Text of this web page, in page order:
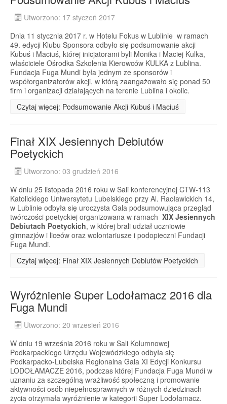
Utworzono: 17 styczeń 2017
Dnia 11 stycznia 2017 r. w Hotelu Fokus w Lublinie w ramach
49. edycji Klubu Sponsora odbyło się podsumowanie akcji
Kubuś i Maciuś, której inicjatorami byli Monika i Maciej Kulka,
właściciele Ośrodka Szkolenia Kierowców KULKA z Lublina.
Fundacja Fuga Mundi była jednym ze sponsorów i
współorganizatorów akcji, w którą zaangażowało się ponad 50
firm i organizacji działających na terenie Lublina i okolic.
Czytaj więcej: Podsumowanie Akcji Kubuś i Maciuś
Finał XIX Jesiennych Debiutów
Poetyckich
Utworzono: 03 grudzień 2016
W dniu 25 listopada 2016 roku w Sali konferencyjnej CTW-113
Katolickiego Uniwersytetu Lubelskiego przy Al. Racławickich 14,
w Lublinie odbyła się uroczysta Gala podsumowująca przegląd
twórczości poetyckiej organizowana w ramach XIX Jesiennych
Debiutach Poetyckich, w której brali udział uczniowie
gimnazjów i liceów oraz wolontariusze i podopieczni Fundacji
Fuga Mundi.
Czytaj więcej: Finał XIX Jesiennych Debiutów Poetyckich
Wyróżnienie Super Lodołamacz 2016 dla
Fuga Mundi
Utworzono: 20 wrzesień 2016
W dniu 19 września 2016 roku w Sali Kolumnowej
Podkarpackiego Urzędu Wojewódzkiego odbyła się
Podkarpacko-Lubelska Regionalna Gala XI Edycji Konkursu
LODOŁAMACZE 2016, podczas której Fundacja Fuga Mundi w
uznaniu za szczególną wrażliwość społeczną i promowanie
aktywności osób niepełnosprawnych w różnych dziedzinach
życia otrzymała wyróżnienie w kategorii Super Lodołamacz.